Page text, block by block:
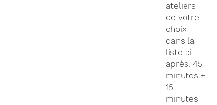
ateliers
de votre
choix
dans la
liste ci-
après. 45
minutes +
15
minutes